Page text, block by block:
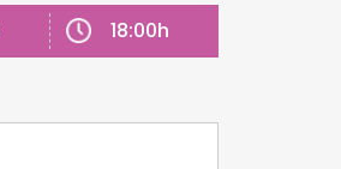
18:00h